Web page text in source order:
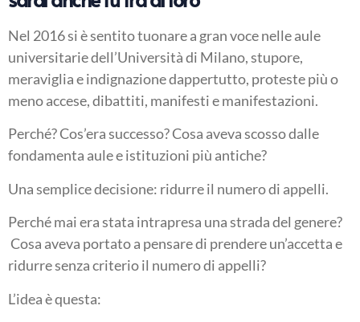
Nel 2016 si è sentito tuonare a gran voce nelle aule
universitarie dell’Università di Milano, stupore,
meraviglia e indignazione dappertutto, proteste più o
meno accese, dibattiti, manifesti e manifestazioni.
Perché? Cos’era successo? Cosa aveva scosso dalle
fondamenta aule e istituzioni più antiche?
Una semplice decisione: ridurre il numero di appelli.
Perché mai era stata intrapresa una strada del genere?
Cosa aveva portato a pensare di prendere un’accetta e
ridurre senza criterio il numero di appelli?
L’idea è questa: